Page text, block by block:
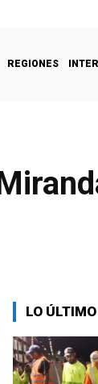
REGIONES
LO ÚLTIMO